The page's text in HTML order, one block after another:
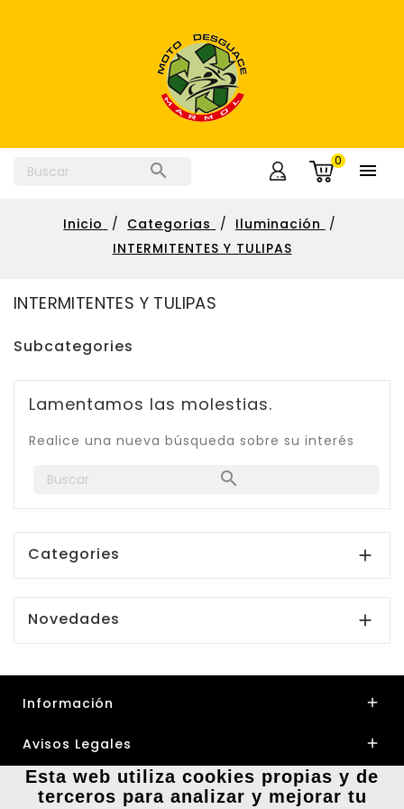
 
0
Inicio Categorias
Iluminación
INTERMITENTES Y TULIPAS
INTERMITENTES Y TULIPAS
Subcategories
Lamentamos las molestias.
Realice una nueva búsqueda sobre su interés

Categories 
Novedades 
Información 
Avisos Legales 
Su Cuenta 
Esta web utiliza cookies propias y de
terceros para analizar y mejorar tu